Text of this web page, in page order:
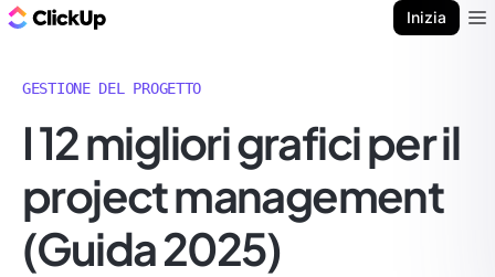
Inizia
GESTIONE DEL PROGETTO
I 12 migliori grafici per il
project management
(Guida 2025)